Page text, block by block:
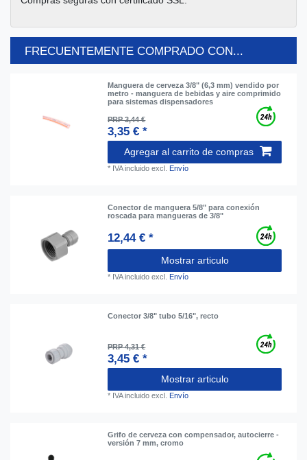
FRECUENTEMENTE COMPRADO CON...
Manguera de cerveza 3/8" (6,3 mm) vendido por
metro - manguera de bebidas y aire comprimido
para sistemas dispensadores
PRP 3,44 €
3,35 € *
Agregar al carrito de compras
* IVA incluido excl. Envío
Conector de manguera 5/8" para conexión
roscada para mangueras de 3/8"
12,44 € *
Mostrar articulo
* IVA incluido excl. Envío
Conector 3/8" tubo 5/16", recto
PRP 4,31 €
3,45 € *
Mostrar articulo
* IVA incluido excl. Envío
Grifo de cerveza con compensador, autocierre -
versión 7 mm, cromo